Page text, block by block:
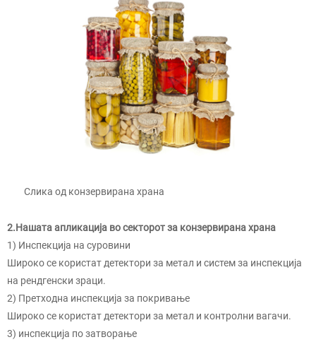
Слика од конзервирана храна
2.Нашата апликација во секторот за конзервирана храна
1) Инспекција на суровини
Широко се користат детектори за метал и систем за инспекција
на рендгенски зраци.
2) Претходна инспекција за покривање
Широко се користат детектори за метал и контролни вагачи.
3) инспекција по затворање